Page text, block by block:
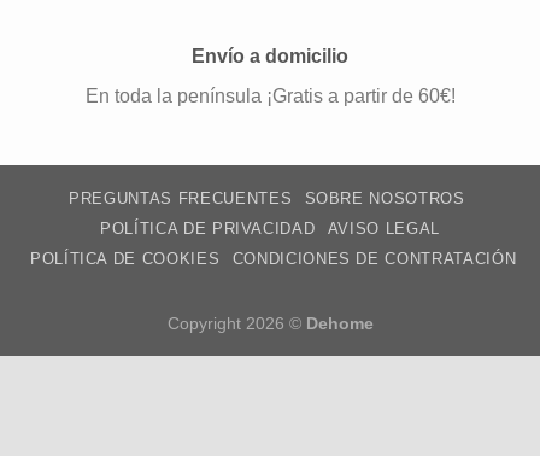
Envío a domicilio
En toda la península ¡Gratis a partir de 60€!
PREGUNTAS FRECUENTES
SOBRE NOSOTROS
POLÍTICA DE PRIVACIDAD
AVISO LEGAL
POLÍTICA DE COOKIES
CONDICIONES DE CONTRATACIÓN
Copyright 2026 © Dehome